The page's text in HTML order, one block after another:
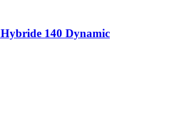
Hybride 140 Dynamic